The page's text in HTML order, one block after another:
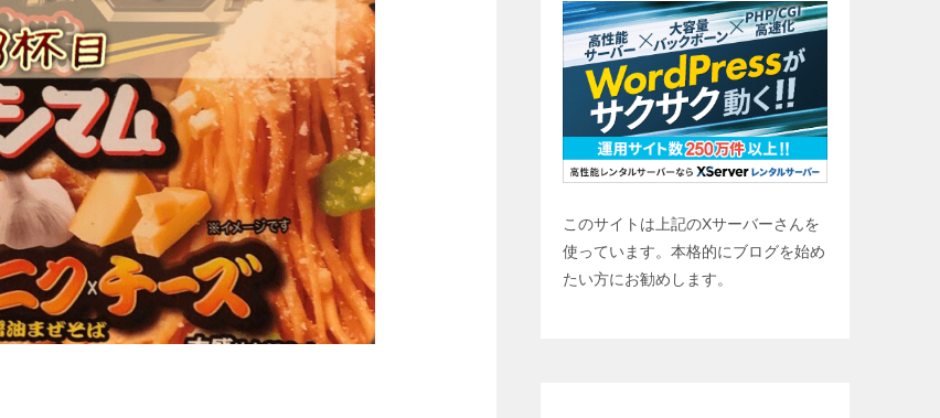
このサイトは上記のXサーバーさんを
使っています。本格的にブログを始め
たい方にお勧めします。